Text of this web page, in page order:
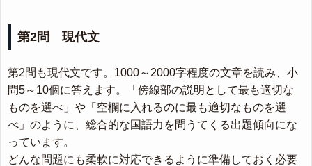
第2問 現代文
第2問も現代文です。1000～2000字程度の文章を読み、小
問5～10個に答えます。「傍線部の説明として最も適切な
ものを選べ」や「空欄に入れるのに最も適切なものを選
べ」のように、総合的な国語力を問うてくる出題傾向にな
っています。
どんな問題にも柔軟に対応できるように準備しておく必要